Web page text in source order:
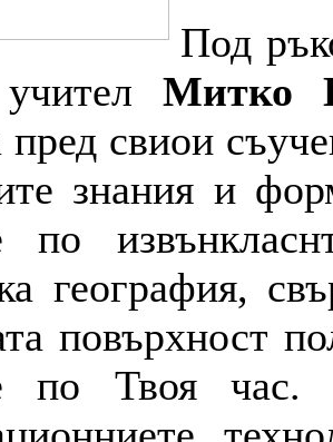
Под
Митко
пред свиои
знания и
по
география,
повърхност
по Твоя час.